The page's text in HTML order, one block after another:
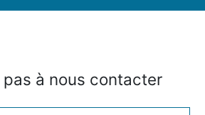
à nous contacter